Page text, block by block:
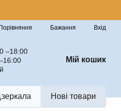
Бажання Вхід
–18:00
Мій кошик
Нові товари